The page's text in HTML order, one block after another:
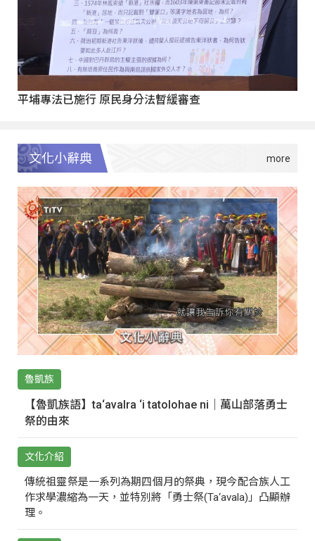
平埔專法已施行 原民身分法暫緩審查
文化小辭典
魯凱族
【魯凱族語】ta‘avalra ‘i tatolohae ni｜萬山部落勇士
祭的由來
文化介紹
傳統祖靈祭是一系列為期四個月的祭典，現今配合族人工
作求學濃縮為一天，並特別將「勇士祭(Ta‘avala)」凸顯辦
理。